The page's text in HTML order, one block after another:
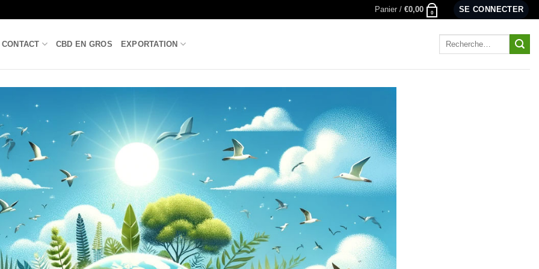
Panier / €0,00 0 SE CONNECTER
CONTACT CBD EN GROS EXPORTATION
Recherche